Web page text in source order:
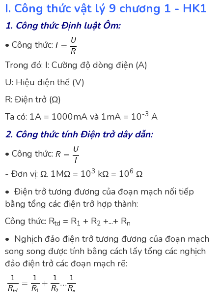
I. Công thức vật lý 9 chương 1 - HK1
1. Công thức Định luật Ôm:
• Công thức:
Trong đó: I: Cường độ dòng điện (A)
U: Hiệu điện thế (V)
R: Điện trở (Ω)
Ta có: 1A = 1000mA và 1mA = 10-3 A
2. Công thức tính Điện trở dây dẫn:
• Công thức:
- Đơn vị: Ω. 1MΩ = 103 kΩ = 106 Ω
• Điện trở tương đương của đoạn mạch nối tiếp
bằng tổng các điện trở hợp thành:
Công thức: Rtd = R1 + R2 +...+ Rn
• Nghịch đảo điện trở tương đương của đoạn mạch
song song được tính bằng cách lấy tổng các nghịch
đảo điện trở các đoạn mạch rẽ: